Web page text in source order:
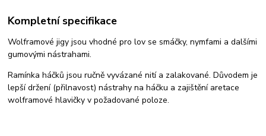
Kompletní specifikace
Wolframové jigy jsou vhodné pro lov se smáčky, nymfami a dalšími
gumovými nástrahami.
Ramínka háčků jsou ručně vyvázané nití a zalakované. Důvodem je
lepší držení (přilnavost) nástrahy na háčku a zajištění aretace
wolframové hlavičky v požadované poloze.